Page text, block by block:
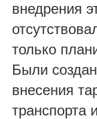
внедрения
только
Были
внесения
транспорта